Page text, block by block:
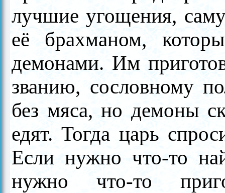
лучшие угощения,
её брахманом,
демонами. Им
званию, сословному
без мяса, но демоны
едят. Тогда царь
Если нужно что-то
нужно что-то